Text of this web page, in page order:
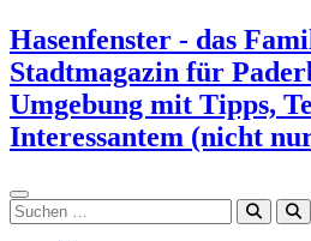
Zum
Inhalt
springen
Hasenfenster - das
Stadtmagazin für
Umgebung mit Tipps,
Interessantem (nicht
Suchen